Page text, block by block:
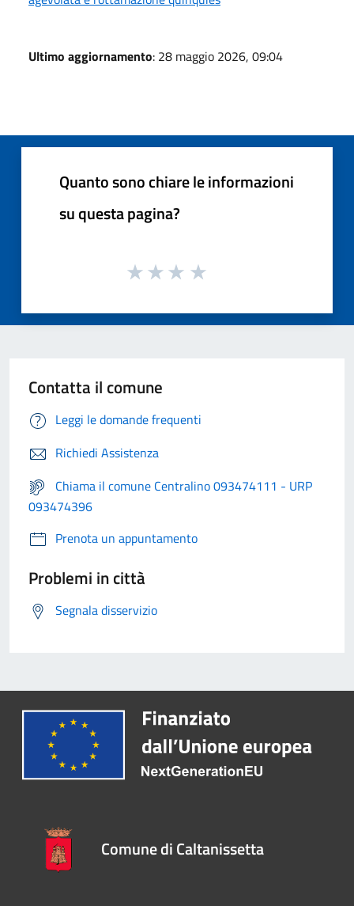
Ultimo aggiornamento: 28 maggio 2026, 09:04
Quanto sono chiare le informazioni
su questa pagina?
Contatta il comune
Leggi le domande frequenti
Richiedi Assistenza
Chiama il comune Centralino 093474111 - URP
093474396
Prenota un appuntamento
Problemi in città
Segnala disservizio
Comune di Caltanissetta